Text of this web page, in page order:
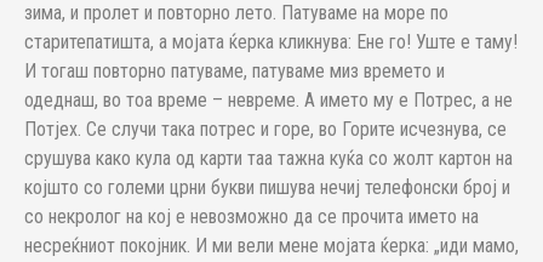
зима, и пролет и повторно лето. Патуваме на море по
старитепатишта, а мојата ќерка кликнува: Ене го! Уште е таму!
И тогаш повторно патуваме, патуваме миз времето и
одеднаш, во тоа време – невреме. А името му е Потрес, а не
Потјех. Се случи така потрес и горе, во Горите исчезнува, се
срушува како кула од карти таа тажна куќа со жолт картон на
којшто со големи црни букви пишува нечиј телефонски број и
со некролог на кој е невозможно да се прочита името на
несреќниот покојник. И ми вели мене мојата ќерка: „иди мамо,